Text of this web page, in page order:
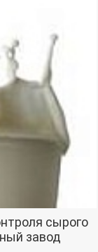
сырого
завод